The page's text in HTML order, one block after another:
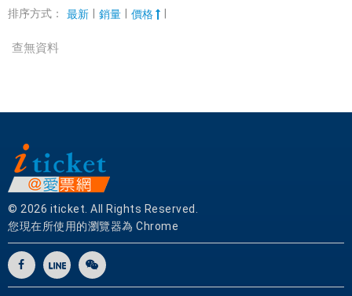
排序方式：
最新 銷量 價格
查無資料
© 2026 iticket. All Rights Reserved.
您現在所使用的瀏覽器為 Chrome